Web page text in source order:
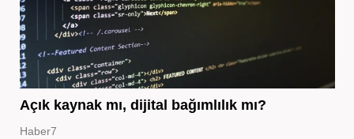
Açık kaynak mı, dijital bağımlılık mı?
Haber7